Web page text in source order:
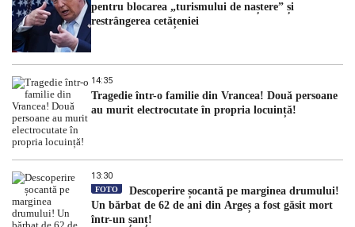
pentru blocarea „turismului de naștere” și
restrângerea cetățeniei
14:35
Tragedie într-o familie din Vrancea! Două persoane
au murit electrocutate în propria locuință!
13:30
FOTO
Descoperire șocantă pe marginea drumului!
Un bărbat de 62 de ani din Argeș a fost găsit mort
într-un șanț!